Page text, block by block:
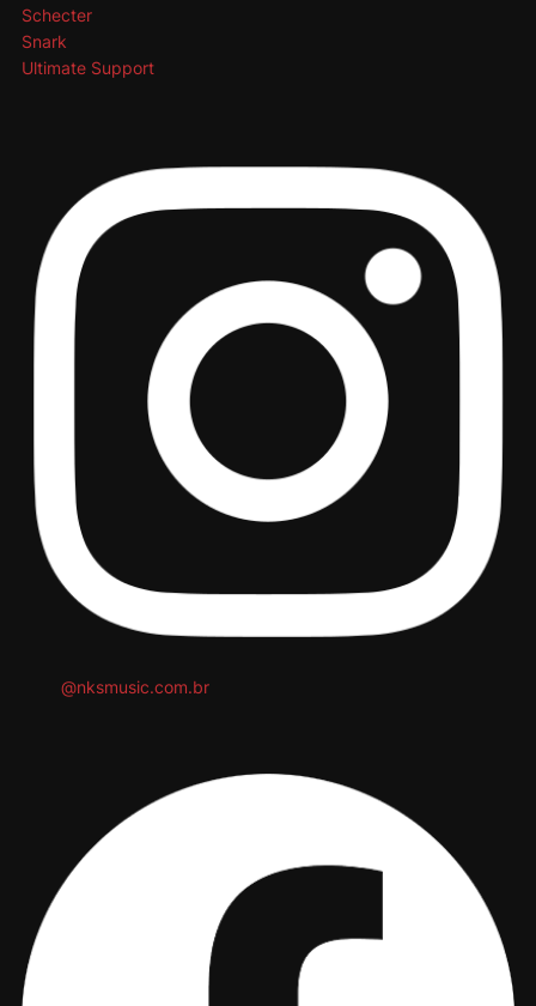
Schecter
Snark
Ultimate Support
@nksmusic.com.br